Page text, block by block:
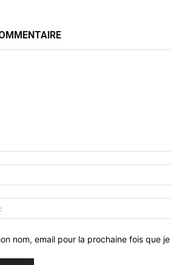
nom, email pour la prochaine fois que